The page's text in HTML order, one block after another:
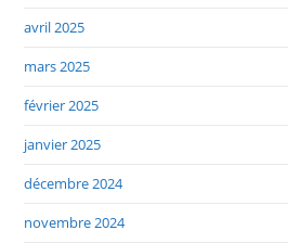
avril 2025
mars 2025
février 2025
janvier 2025
décembre 2024
novembre 2024